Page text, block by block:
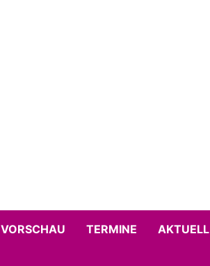
VORSCHAU TERMINE AKTUELL